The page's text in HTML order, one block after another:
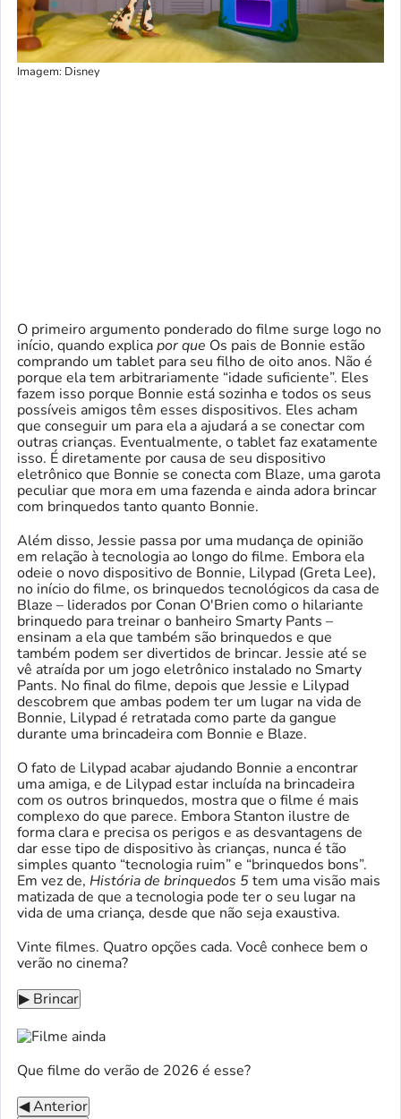
Imagem: Disney
O primeiro argumento ponderado do filme surge logo no
início, quando explicapor que Os pais de Bonnie estão
comprando um tablet para seu filho de oito anos. Não é
porque ela tem arbitrariamente “idade suficiente”. Eles
fazem isso porque Bonnie está sozinha e todos os seus
possíveis amigos têm esses dispositivos. Eles acham
que conseguir um para ela a ajudará a se conectar com
outras crianças. Eventualmente, o tablet faz exatamente
isso. É diretamente por causa de seu dispositivo
eletrônico que Bonnie se conecta com Blaze, uma garota
peculiar que mora em uma fazenda e ainda adora brincar
com brinquedos tanto quanto Bonnie.
Além disso, Jessie passa por uma mudança de opinião
em relação à tecnologia ao longo do filme. Embora ela
odeie o novo dispositivo de Bonnie, Lilypad (Greta Lee),
no início do filme, os brinquedos tecnológicos da casa de
Blaze – liderados por Conan O'Brien como o hilariante
brinquedo para treinar o banheiro Smarty Pants –
ensinam a ela que também são brinquedos e que
também podem ser divertidos de brincar. Jessie até se
vê atraída por um jogo eletrônico instalado no Smarty
Pants. No final do filme, depois que Jessie e Lilypad
descobrem que ambas podem ter um lugar na vida de
Bonnie, Lilypad é retratada como parte da gangue
durante uma brincadeira com Bonnie e Blaze.
O fato de Lilypad acabar ajudando Bonnie a encontrar
uma amiga, e de Lilypad estar incluída na brincadeira
com os outros brinquedos, mostra que o filme é mais
complexo do que parece. Embora Stanton ilustre de
forma clara e precisa os perigos e as desvantagens de
dar esse tipo de dispositivo às crianças, nunca é tão
simples quanto “tecnologia ruim” e “brinquedos bons”.
Em vez de, História de brinquedos 5tem uma visão mais
matizada de que a tecnologia pode ter o seu lugar na
vida de uma criança, desde que não seja exaustiva.
Vinte filmes. Quatro opções cada. Você conhece bem o
verão no cinema?
▶ Brincar
Que filme do verão de 2026 é esse?
◀ Anterior